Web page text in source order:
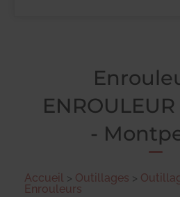
ENROULEUR
-
Accueil > Outillages >
Enrouleurs